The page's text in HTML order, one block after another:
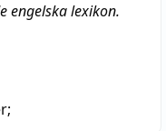
engelska lexikon.